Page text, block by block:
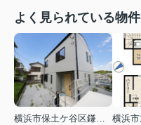
よく見られている物件